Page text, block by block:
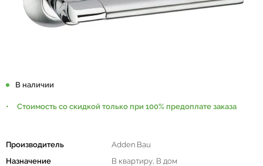
В наличии
Стоимость со скидкой только при 100% предоплате заказа
Производитель
Adden Bau
Назначение
В квартиру, В дом